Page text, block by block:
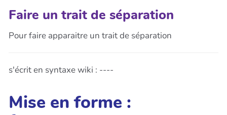
Faire un trait de séparation
Pour faire apparaitre un trait de séparation
s'écrit en syntaxe wiki : ----
Mise en forme :